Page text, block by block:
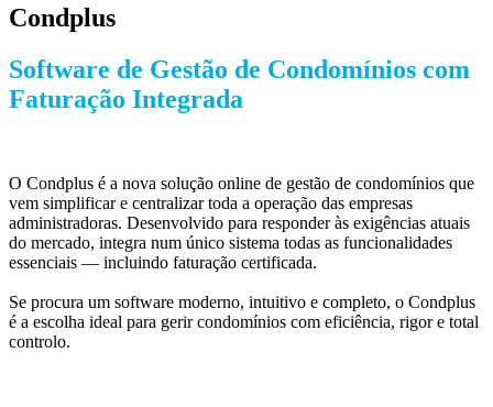
Condplus
Software de Gestão de Condomínios com
Faturação Integrada
O Condplus é a nova solução online de gestão de condomínios que
vem simplificar e centralizar toda a operação das empresas
administradoras. Desenvolvido para responder às exigências atuais
do mercado, integra num único sistema todas as funcionalidades
essenciais — incluindo faturação certificada.
Se procura um software moderno, intuitivo e completo, o Condplus
é a escolha ideal para gerir condomínios com eficiência, rigor e total
controlo.